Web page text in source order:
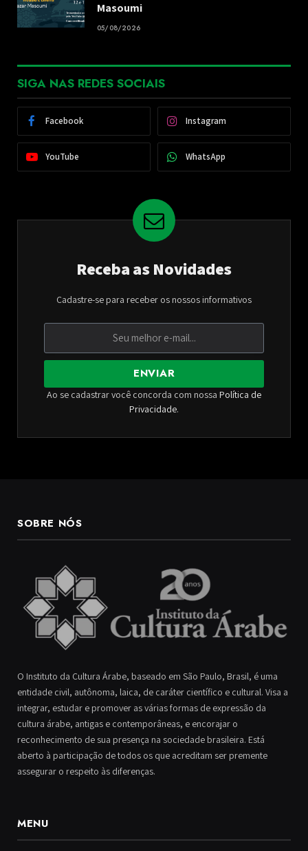
Masoumi
05/08/2026
SIGA NAS REDES SOCIAIS
Facebook Instagram
YouTube WhatsApp
Receba as Novidades
Cadastre-se para receber os nossos informativos
ENVIAR
Ao se cadastrar você concorda com nossa Política de
Privacidade.
SOBRE NÓS
O Instituto da Cultura Árabe, baseado em São Paulo, Brasil, é uma
entidade civil, autônoma, laica, de caráter científico e cultural. Visa a
integrar, estudar e promover as várias formas de expressão da
cultura árabe, antigas e contemporâneas, e encorajar o
reconhecimento de sua presença na sociedade brasileira. Está
aberto à participação de todos os que acreditam ser premente
assegurar o respeito às diferenças.
MENU